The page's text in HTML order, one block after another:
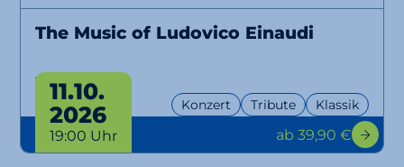
The Music of Ludovico Einaudi
Tribute
Konzert Tribute Klassik
11.10.
2026
19:00 Uhr ab 39,90 €